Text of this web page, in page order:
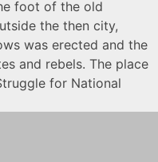
foot of the old
the then city,
was erected and the
and rebels. The place
for National